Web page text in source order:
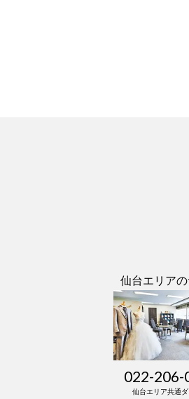
仙台エリア
022-206-
仙台エリア共通